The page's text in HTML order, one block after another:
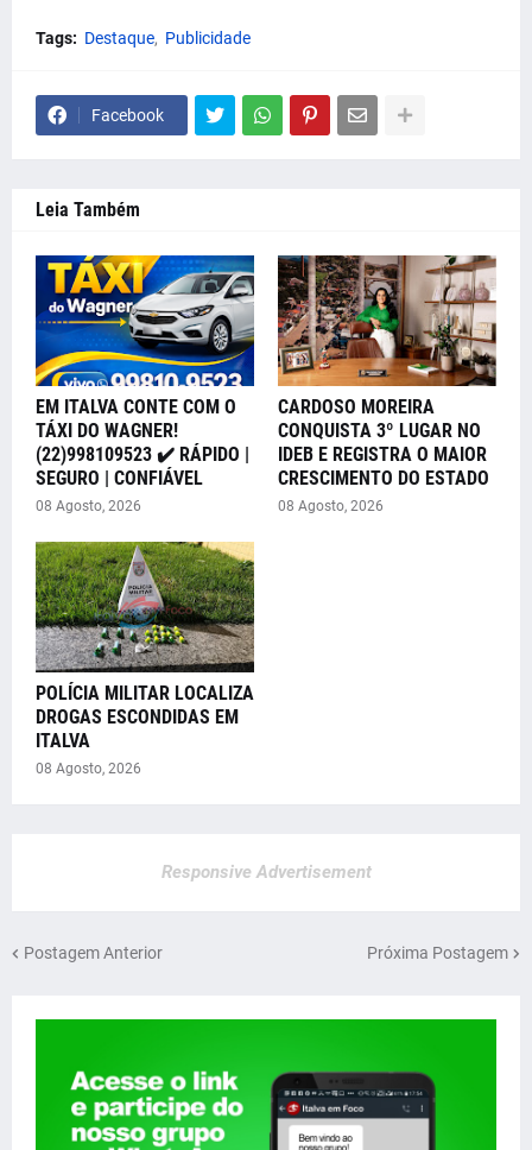
Tags: Destaque Publicidade
Facebook
Leia Também
EM ITALVA CONTE COM O
TÁXI DO WAGNER!
(22)998109523 ✔️ RÁPIDO |
SEGURO | CONFIÁVEL
08 Agosto, 2026
CARDOSO MOREIRA
CONQUISTA 3º LUGAR NO
IDEB E REGISTRA O MAIOR
CRESCIMENTO DO ESTADO
08 Agosto, 2026
POLÍCIA MILITAR LOCALIZA
DROGAS ESCONDIDAS EM
ITALVA
08 Agosto, 2026
Responsive Advertisement
Postagem Anterior Próxima Postagem